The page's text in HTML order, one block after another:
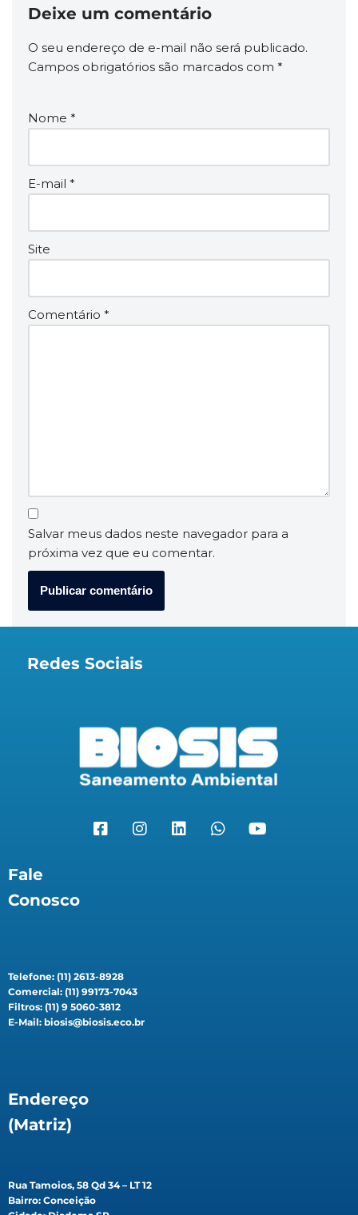
Deixe um comentário
O seu endereço de e-mail não será publicado.
Campos obrigatórios são marcados com *
Nome *
E-mail *
Site
Comentário *
Salvar meus dados neste navegador para a
próxima vez que eu comentar.
Redes Sociais
Fale
Conosco
Telefone: (11) 2613-8928
Comercial: (11) 99173-7043
Filtros: (11) 9 5060-3812
E-Mail: biosis@biosis.eco.br
Endereço
(Matriz)
Rua Tamoios, 58 Qd 34 – LT 12
Bairro: Conceição